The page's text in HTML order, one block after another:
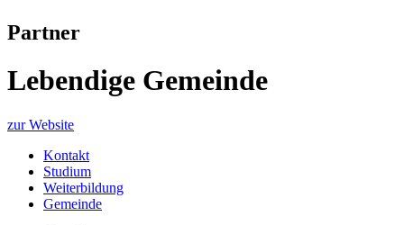
Partner
Lebendige Gemeinde
zur Website
Kontakt
Studium
Weiterbildung
Gemeinde